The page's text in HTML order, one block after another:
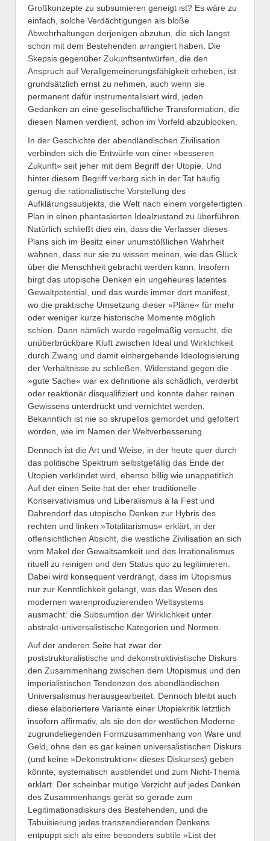
Großkonzepte zu subsumieren geneigt ist? Es wäre zu
einfach, solche Verdächtigungen als bloße
Abwehrhaltungen derjenigen abzutun, die sich längst
schon mit dem Bestehenden arrangiert haben. Die
Skepsis gegenüber Zukunftsentwürfen, die den
Anspruch auf Verallgemeinerungsfähigkeit erheben, ist
grundsätzlich ernst zu nehmen, auch wenn sie
permanent dafür instrumentalisiert wird, jeden
Gedanken an eine gesellschaftliche Transformation, die
diesen Namen verdient, schon im Vorfeld abzublocken.
In der Geschichte der abendländischen Zivilisation
verbinden sich die Entwürfe von einer »besseren
Zukunft« seit jeher mit dem Begriff der Utopie. Und
hinter diesem Begriff verbarg sich in der Tat häufig
genug die rationalistische Vorstellung des
Aufklärungssubjekts, die Welt nach einem vorgefertigten
Plan in einen phantasierten Idealzustand zu überführen.
Natürlich schließt dies ein, dass die Verfasser dieses
Plans sich im Besitz einer unumstößlichen Wahrheit
wähnen, dass nur sie zu wissen meinen, wie das Glück
über die Menschheit gebracht werden kann. Insofern
birgt das utopische Denken ein ungeheures latentes
Gewaltpotential, und das wurde immer dort manifest,
wo die praktische Umsetzung dieser »Pläne« für mehr
oder weniger kurze historische Momente möglich
schien. Dann nämlich wurde regelmäßig versucht, die
unüberbrückbare Kluft zwischen Ideal und Wirklichkeit
durch Zwang und damit einhergehende Ideologisierung
der Verhältnisse zu schließen. Widerstand gegen die
»gute Sache« war ex definitione als schädlich, verderbt
oder reaktionär disqualifiziert und konnte daher reinen
Gewissens unterdrückt und vernichtet werden.
Bekanntlich ist nie so skrupellos gemordet und gefoltert
worden, wie im Namen der Weltverbesserung.
Dennoch ist die Art und Weise, in der heute quer durch
das politische Spektrum selbstgefällig das Ende der
Utopien verkündet wird, ebenso billig wie unappetitlich.
Auf der einen Seite hat der eher traditionelle
Konservativismus und Liberalismus á la Fest und
Dahrendorf das utopische Denken zur Hybris des
rechten und linken »Totalitarismus« erklärt, in der
offensichtlichen Absicht, die westliche Zivilisation an sich
vom Makel der Gewaltsamkeit und des Irrationalismus
rituell zu reinigen und den Status quo zu legitimieren.
Dabei wird konsequent verdrängt, dass im Utopismus
nur zur Kenntlichkeit gelangt, was das Wesen des
modernen warenproduzierenden Weltsystems
ausmacht: die Subsumtion der Wirklichkeit unter
abstrakt-universalistische Kategorien und Normen.
Auf der anderen Seite hat zwar der
poststrukturalistische und dekonstruktivistische Diskurs
den Zusammenhang zwischen dem Utopismus und den
imperialistischen Tendenzen des abendländischen
Universalismus herausgearbeitet. Dennoch bleibt auch
diese elaboriertere Variante einer Utopiekritik letztlich
insofern affirmativ, als sie den der westlichen Moderne
zugrundeliegenden Formzusammenhang von Ware und
Geld, ohne den es gar keinen universalistischen Diskurs
(und keine »Dekonstruktion« dieses Diskurses) geben
könnte, systematisch ausblendet und zum Nicht-Thema
erklärt. Der scheinbar mutige Verzicht auf jedes Denken
des Zusammenhangs gerät so gerade zum
Legitimationsdiskurs des Bestehenden, und die
Tabuisierung jedes transzendierenden Denkens
entpuppt sich als eine besonders subtile »List der